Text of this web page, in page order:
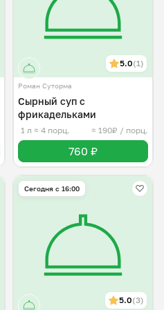
5.0(1)
Роман Суторма
Сырный суп с
фрикадельками
1 л ≈ 4 порц. ≈ 190₽ / порц.
760 ₽
Сегодня с 16:00
5.0(3)